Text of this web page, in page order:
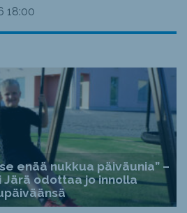
18:00
enää nukkua päiväunia” –
Järä odottaa jo innolla